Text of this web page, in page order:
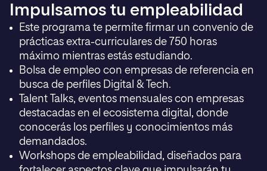
Impulsamos tu empleabilidad
Este programa te permite firmar un convenio de
prácticas extra-curriculares de 750 horas
máximo mientras estás estudiando.
Bolsa de empleo con empresas de referencia en
busca de perfiles Digital & Tech.
Talent Talks, eventos mensuales con empresas
destacadas en el ecosistema digital, donde
conocerás los perfiles y conocimientos más
demandados.
Workshops de empleabilidad, diseñados para